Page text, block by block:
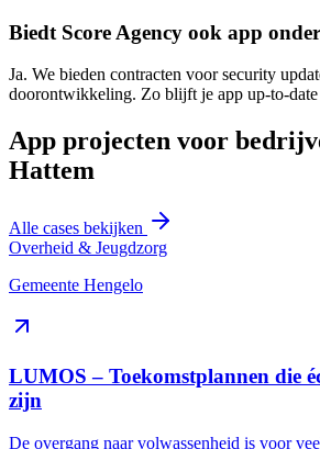
Biedt Score Agency ook app
Ja. We bieden contracten voor security
doorontwikkeling. Zo blijft je app up-to-
App projecten voor
Hattem
Alle cases bekijken
Overheid & Jeugdzorg
Gemeente Hengelo
LUMOS – Toekomstplannen die
zijn
De overgang naar volwassenheid is voor